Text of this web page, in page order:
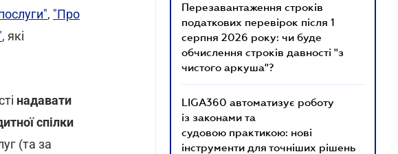
, "Про
, які
надавати
спілки
(та за
Перезавантаження строків
податкових перевірок після 1
серпня 2026 року: чи буде
обчислення строків давності "з
чистого аркуша"?
LIGA360 автоматизує роботу
із законами та
судовою практикою: нові
інструменти для точніших рішень